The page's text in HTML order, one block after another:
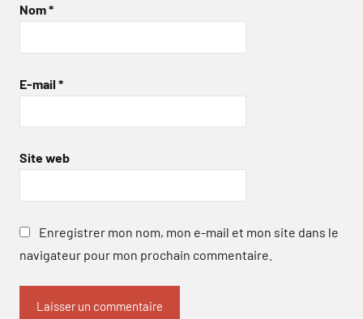
Nom*
E-mail *
Site web
Enregistrer mon nom, mon e-mail et mon site dans le
navigateur pour mon prochain commentaire.